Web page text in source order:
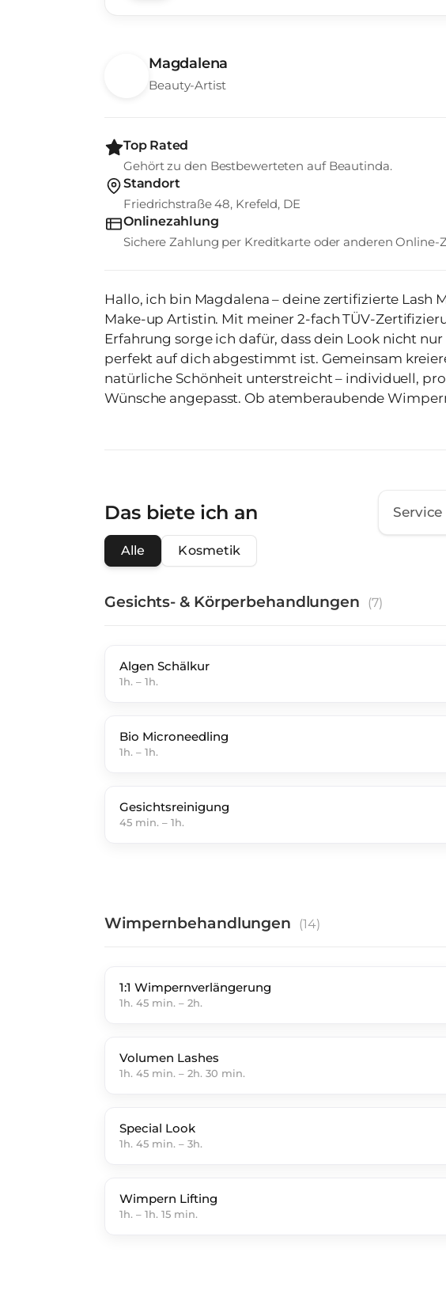
Magdalena
Beauty-Artist
Top Rated
Gehört zu den Bestbewerteten auf Beautinda.
Standort
Friedrichstraße 48, Krefeld, DE
Onlinezahlung
Sichere Zahlung per Kreditkarte oder anderen
Hallo, ich bin Magdalena – deine zertifizierte Lash
Make-up Artistin. Mit meiner 2-fach TÜV-
Erfahrung sorge ich dafür, dass dein Look nicht
perfekt auf dich abgestimmt ist. Gemeinsam kreieren wir den Stil, der deine
natürliche Schönheit unterstreicht – individuell,
Wünsche angepasst. Ob atemberaubende
Das biete ich an
Alle Kosmetik
Gesichts- & Körperbehandlungen (7)
Algen Schälkur
1h. – 1h.
Bio Microneedling
1h. – 1h.
Gesichtsreinigung
45 min. – 1h.
Wimpernbehandlungen (14)
1:1 Wimpernverlängerung
1h. 45 min. – 2h.
Volumen Lashes
1h. 45 min. – 2h. 30 min.
Special Look
1h. 45 min. – 3h.
Wimpern Lifting
1h. – 1h. 15 min.